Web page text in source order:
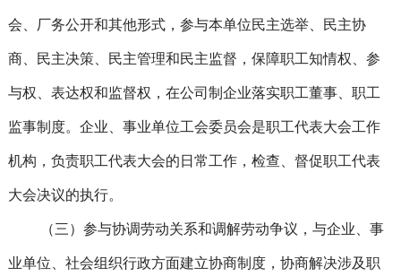
会、厂务公开和其他形式，参与本单位民主选举、民主协
商、民主决策、民主管理和民主监督，保障职工知情权、参
与权、表达权和监督权，在公司制企业落实职工董事、职工
监事制度。企业、事业单位工会委员会是职工代表大会工作
机构，负责职工代表大会的日常工作，检查、督促职工代表
大会决议的执行。
（三）参与协调劳动关系和调解劳动争议，与企业、事
业单位、社会组织行政方面建立协商制度，协商解决涉及职